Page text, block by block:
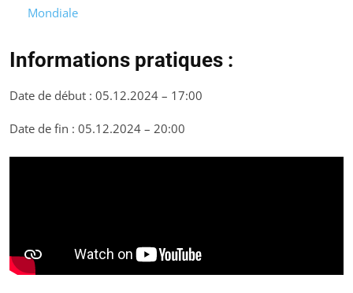
Mondiale
Informations pratiques :
Date de début : 05.12.2024 – 17:00
Date de fin : 05.12.2024 – 20:00